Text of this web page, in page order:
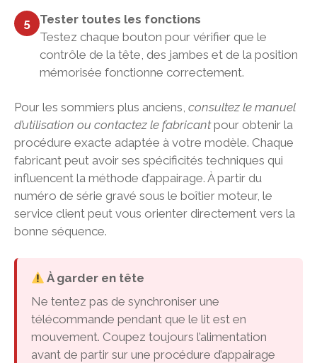
5
Tester toutes les fonctions
Testez chaque bouton pour vérifier que le
contrôle de la tête, des jambes et de la position
mémorisée fonctionne correctement.
Pour les sommiers plus anciens, consultez le manuel
d’utilisation ou contactez le fabricantpour obtenir la
procédure exacte adaptée à votre modèle. Chaque
fabricant peut avoir ses spécificités techniques qui
influencent la méthode d’appairage. À partir du
numéro de série gravé sous le boîtier moteur, le
service client peut vous orienter directement vers la
bonne séquence.
À garder en tête
Ne tentez pas de synchroniser une
télécommande pendant que le lit est en
mouvement. Coupez toujours l’alimentation
avant de partir sur une procédure d’appairage